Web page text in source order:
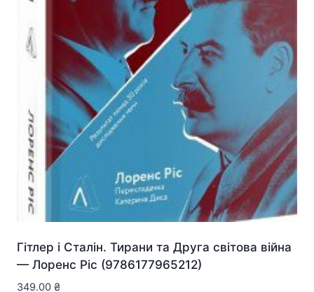
Гітлер і Сталін. Тирани та Друга світова війна
— Лоренс Ріс (9786177965212)
349.00 ₴